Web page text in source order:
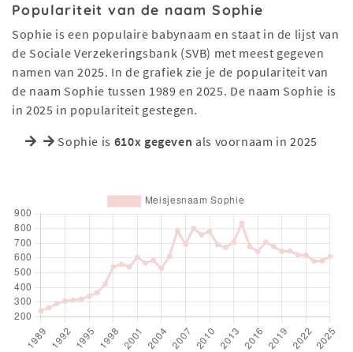
Populariteit van de naam Sophie
Sophie is een populaire babynaam en staat in de lijst van
de Sociale Verzekeringsbank (SVB) met meest gegeven
namen van 2025. In de grafiek zie je de populariteit van
de naam Sophie tussen 1989 en 2025. De naam Sophie is
in 2025 in populariteit gestegen.
Sophie is 610x gegeven als voornaam in 2025